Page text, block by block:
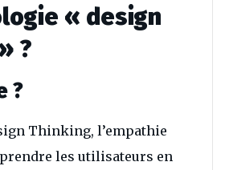
« design
?
?
Thinking, l’empathie
les utilisateurs en